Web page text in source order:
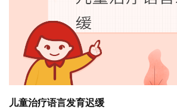
儿童治疗语言发育迟缓